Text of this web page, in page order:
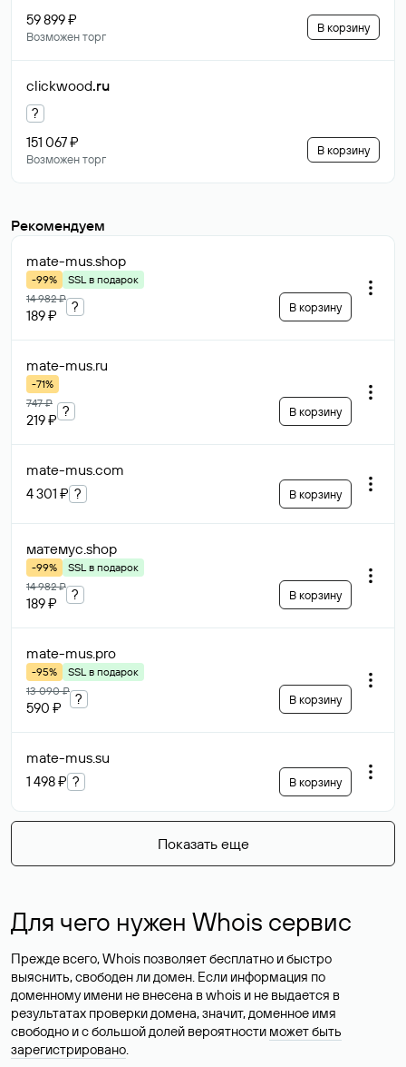
59 899 ₽
Возможен торг
В корзину
clickwood.ru
?
151 067 ₽
Возможен торг
В корзину
Рекомендуем
mate-mus.shop
-99%
SSL в подарок
14 982 ₽
189 ₽
? В корзину
mate-mus.ru
-71%
747 ₽
219 ₽
? В корзину
mate-mus.com
4 301 ₽ ? В корзину
матемус.shop
-99%
SSL в подарок
14 982 ₽
189 ₽
? В корзину
mate-mus.pro
-95%
SSL в подарок
13 090 ₽
590 ₽
? В корзину
mate-mus.su
1 498 ₽ ? В корзину
Показать еще
Для чего нужен Whois сервис
Прежде всего, Whois позволяет бесплатно и быстро
выяснить, свободен ли домен. Если информация по
доменному имени не внесена в whois и не выдается в
результатах проверки домена, значит, доменное имя
свободно и с большой долей вероятности может быть
зарегистрировано.